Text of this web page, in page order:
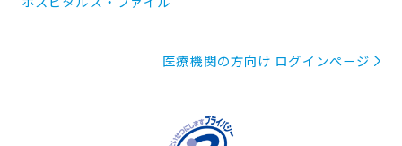
医療機関の方向け ログインページ